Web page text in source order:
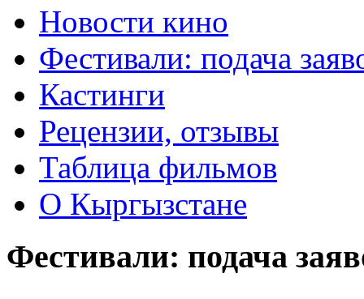
Новости кино
Фестивали: подача
Кастинги
Рецензии, отзывы
Таблица фильмов
О Кыргызстане
Фестивали: подача